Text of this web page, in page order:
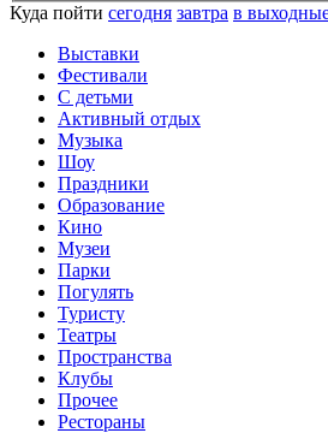
Куда пойти сегодня завтра в
Выставки
Фестивали
С детьми
Активный отдых
Музыка
Шоу
Праздники
Образование
Кино
Музеи
Парки
Погулять
Туристу
Театры
Пространства
Клубы
Прочее
Рестораны